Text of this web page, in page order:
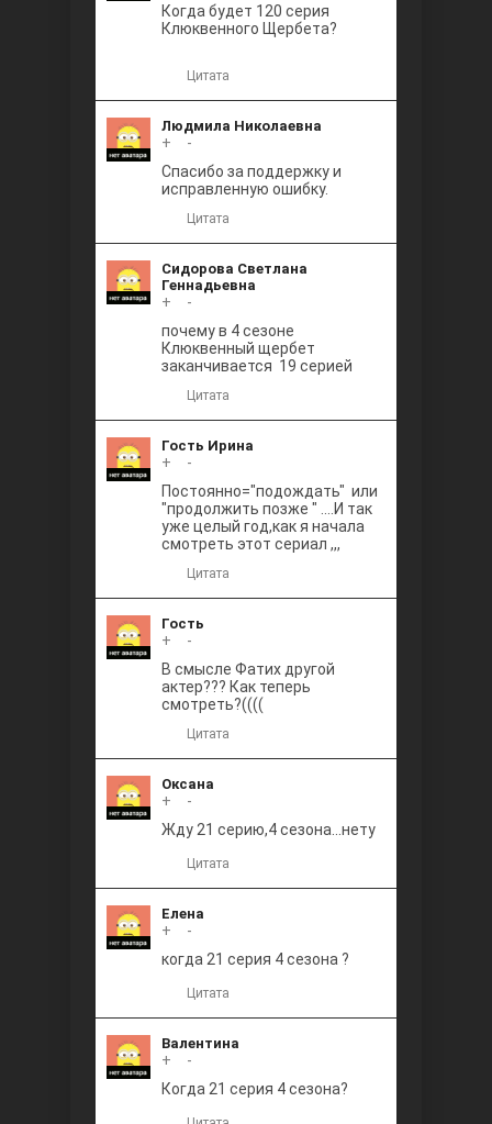
Между
Ветреный
Когда будет 120 серия
Клюквенного Щербета?
Цитата
Людмила Николаевна
+
-
Спасибо за поддержку и
исправленную ошибку.
Цитата
Сидорова Светлана
Геннадьевна
+
-
почему в 4 сезоне
Клюквенный щербет
заканчивается 19 серией
Цитата
Гость Ирина
+
-
Постоянно="подождать" или
"продолжить позже " ....И так
уже целый год,как я начала
смотреть этот сериал ,,,
Цитата
Гость
+
-
В смысле Фатих другой
актер??? Как теперь
смотреть?((((
Цитата
Оксана
+
-
Жду 21 серию,4 сезона...нету
Цитата
Елена
+
-
когда 21 серия 4 сезона ?
Цитата
Валентина
+
-
Когда 21 серия 4 сезона?